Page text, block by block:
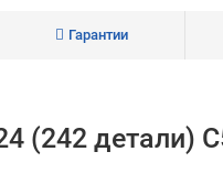
Гарантии
(242 детали)